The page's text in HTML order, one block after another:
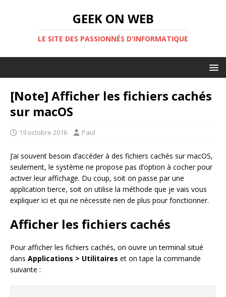
GEEK ON WEB
LE SITE DES PASSIONNÉS D'INFORMATIQUE
[Note] Afficher les fichiers cachés
sur macOS
19 octobre 2016 Paul
J’ai souvent besoin d’accéder à des fichiers cachés sur macOS,
seulement, le système ne propose pas d’option à cocher pour
activer leur affichage. Du coup, soit on passe par une
application tierce, soit on utilise la méthode que je vais vous
expliquer ici et qui ne nécessite rien de plus pour fonctionner.
Afficher les fichiers cachés
Pour afficher les fichiers cachés, on ouvre un terminal situé
dans Applications > Utilitaires et on tape la commande
suivante :